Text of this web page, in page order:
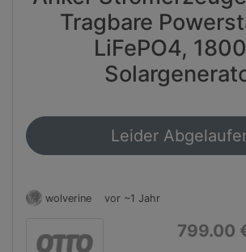
Tragbare
LiFePO4,
Leider
wolverine vor ~1 Jahr
799.00